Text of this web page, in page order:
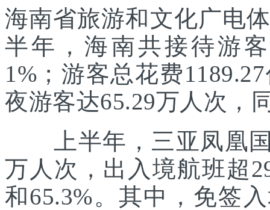
海南省旅游和文化广电
半年，海南共接待游
1%；游客总花费
夜游客达65.29万人次，
上半年，三亚凤凰国
万人次，出入境航班超
和65.3%。其中，免签